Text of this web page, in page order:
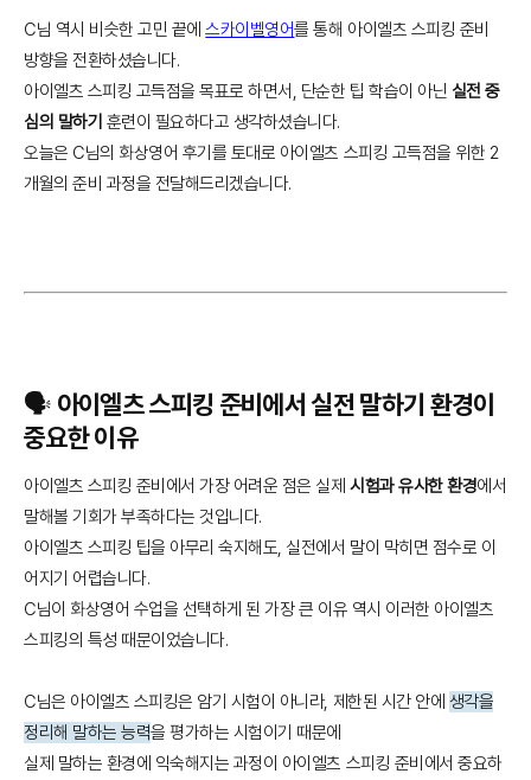
C님 역시 비슷한 고민 끝에스카이벨영어를 통해 아이엘츠 스피킹 준비
방향을 전환하셨습니다.
아이엘츠 스피킹 고득점을 목표로 하면서, 단순한 팁 학습이 아닌 실전 중
심의 말하기 훈련이 필요하다고 생각하셨습니다.
오늘은 C님의 화상영어 후기를 토대로 아이엘츠 스피킹 고득점을 위한 2
개월의 준비 과정을 전달해드리겠습니다.
🗣️ 아이엘츠 스피킹 준비에서 실전 말하기 환경이
중요한 이유
아이엘츠 스피킹 준비에서 가장 어려운 점은 실제시험과 유사한 환경에서
말해볼 기회가 부족하다는 것입니다.
아이엘츠 스피킹 팁을 아무리 숙지해도, 실전에서 말이 막히면 점수로 이
어지기 어렵습니다.
C님이 화상영어 수업을 선택하게 된 가장 큰 이유 역시 이러한 아이엘츠
스피킹의 특성 때문이었습니다.
C님은 아이엘츠 스피킹은 암기 시험이 아니라, 제한된 시간 안에 생각을
정리해 말하는 능력을 평가하는 시험이기 때문에
실제 말하는 환경에 익숙해지는 과정이 아이엘츠 스피킹 준비에서 중요하